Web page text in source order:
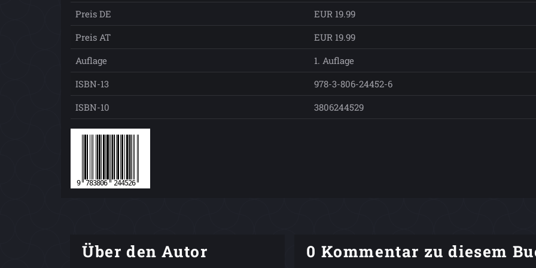
Preis DE
EUR 19.99
Preis AT
EUR 19.99
Auflage
1. Auflage
ISBN-13
978-3-806-24452-6
ISBN-10
3806244529
Über den Autor 0 Kommentar zu diesem